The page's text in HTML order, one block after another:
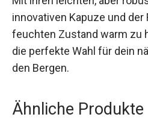
Mit ihren leichten, aber
innovativen Kapuze und der
feuchten Zustand warm zu
Jacke die perfekte Wahl für